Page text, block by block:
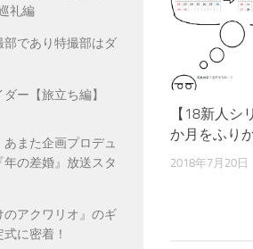
【18新人
か月をふり
2018年7月20日
礼編
部であり特撮部はダ
ー【旅立ち編】
あまた企画プロデュ
年の差婚』放送スタ
のアクワリオ』のギ
に密着！